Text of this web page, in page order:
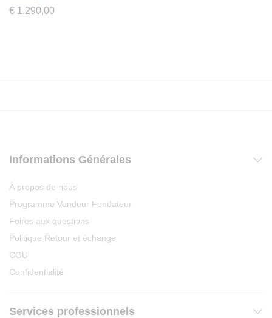
€ 1.290,00
Informations Générales
À propos de nous
Programme Vendeur Fondateur
Foires aux questions
Politique Retour et échange
CGU
Confidentialité
Services professionnels